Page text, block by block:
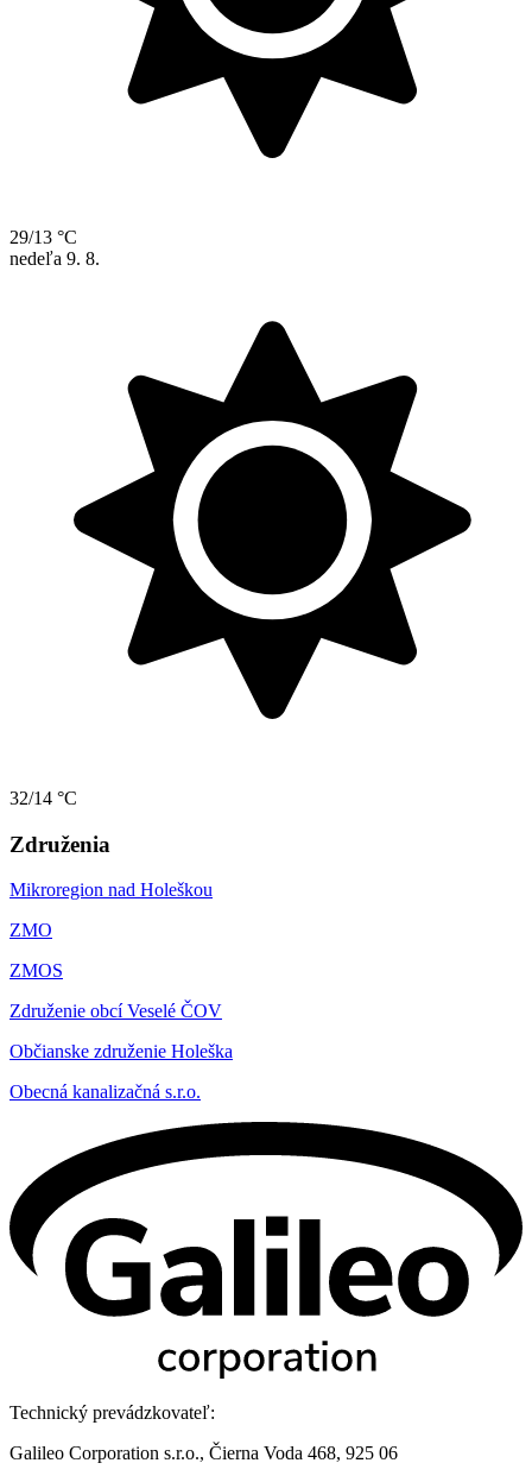
29/13 °C
nedeľa 9. 8.
32/14 °C
Združenia
Mikroregion nad Holeškou
ZMO
ZMOS
Združenie obcí Veselé ČOV
Občianske združenie Holeška
Obecná kanalizačná s.r.o.
Technický prevádzkovateľ:
Galileo Corporation s.r.o., Čierna Voda 468, 925 06